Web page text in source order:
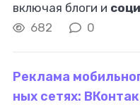
включая блоги и
Автоматизация
682 0
Реклама
ных сетях: